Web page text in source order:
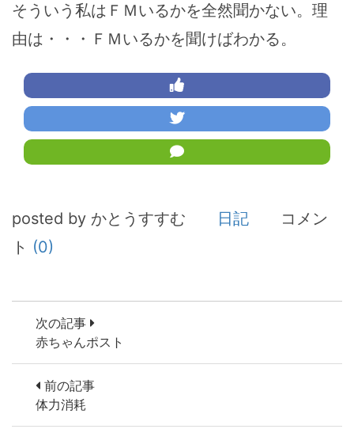
そういう私はＦＭいるかを全然聞かない。理
由は・・・ＦＭいるかを聞けばわかる。
posted by かとうすすむ 日記
コメン
ト (0)
次の記事
赤ちゃんポスト
前の記事
体力消耗